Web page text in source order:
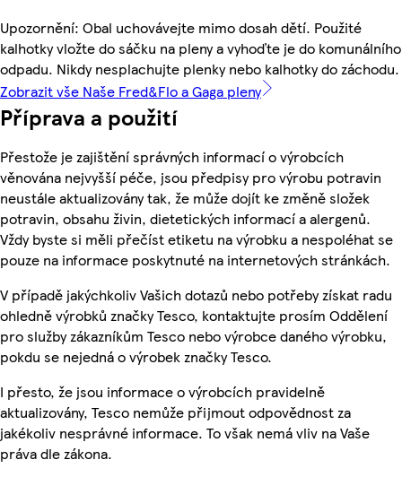
Upozornění: Obal uchovávejte mimo dosah dětí. Použité
kalhotky vložte do sáčku na pleny a vyhoďte je do komunálního
odpadu. Nikdy nesplachujte plenky nebo kalhotky do záchodu.
Zobrazit vše Naše Fred&Flo a Gaga pleny
Příprava a použití
Přestože je zajištění správných informací o výrobcích
věnována nejvyšší péče, jsou předpisy pro výrobu potravin
neustále aktualizovány tak, že může dojít ke změně složek
potravin, obsahu živin, dietetických informací a alergenů.
Vždy byste si měli přečíst etiketu na výrobku a nespoléhat se
pouze na informace poskytnuté na internetových stránkách.
V případě jakýchkoliv Vašich dotazů nebo potřeby získat radu
ohledně výrobků značky Tesco, kontaktujte prosím Oddělení
pro služby zákazníkům Tesco nebo výrobce daného výrobku,
pokdu se nejedná o výrobek značky Tesco.
I přesto, že jsou informace o výrobcích pravidelně
aktualizovány, Tesco nemůže přijmout odpovědnost za
jakékoliv nesprávné informace. To však nemá vliv na Vaše
práva dle zákona.